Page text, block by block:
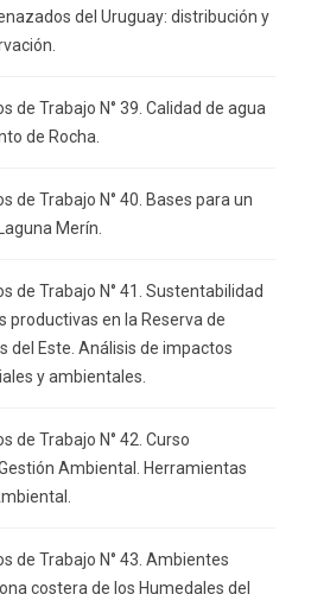
del Uruguay: distribución y
de Trabajo N° 39. Calidad de agua
de Rocha.
de Trabajo N° 40. Bases para un
Merín.
de Trabajo N° 41. Sustentabilidad
productivas en la Reserva de
del Este. Análisis de impactos
y ambientales.
de Trabajo N° 42. Curso
Ambiental. Herramientas
de Trabajo N° 43. Ambientes
costera de los Humedales del